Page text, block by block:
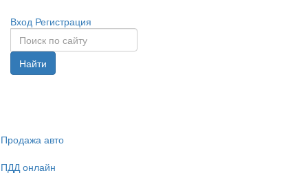
Вход Регистрация
Найти
Продажа авто
ПДД онлайн